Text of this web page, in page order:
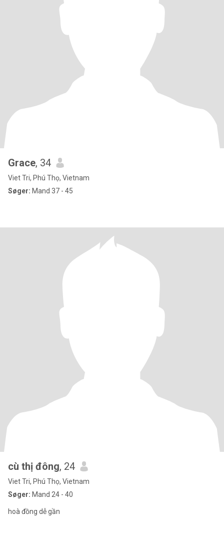
Grace, 34
Viet Tri, Phú Thọ, Vietnam
Søger: Mand 37 - 45
cù thị đông, 24
Viet Tri, Phú Thọ, Vietnam
Søger: Mand 24 - 40
hoà đồng dễ gần